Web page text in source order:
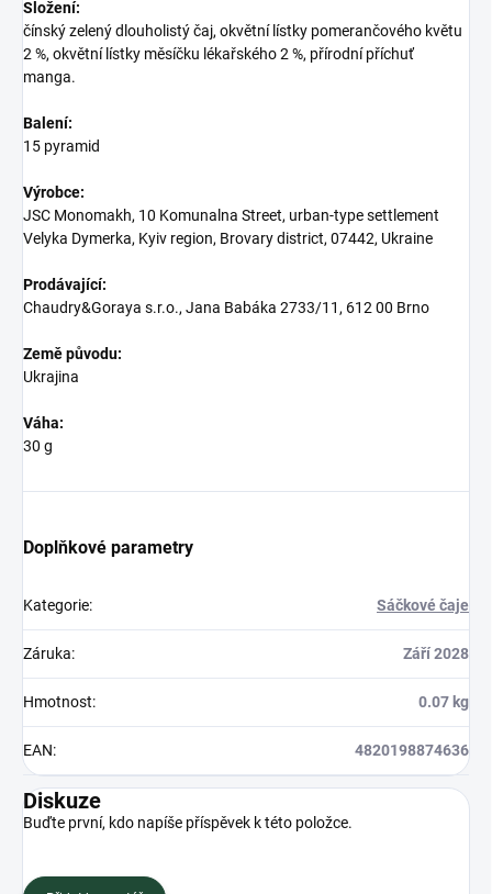
Složení:
čínský zelený dlouholistý čaj, okvětní lístky pomerančového květu
2 %, okvětní lístky měsíčku lékařského 2 %, přírodní příchuť
manga.
Balení:
15 pyramid
Výrobce:
JSC Monomakh, 10 Komunalna Street, urban-type settlement
Velyka Dymerka, Kyiv region, Brovary district, 07442, Ukraine
Prodávající:
Chaudry&Goraya s.r.o., Jana Babáka 2733/11, 612 00 Brno
Země původu:
Ukrajina
Váha:
30 g
Doplňkové parametry
Kategorie: Sáčkové čaje
Záruka: Září 2028
Hmotnost: 0.07 kg
EAN: 4820198874636
Diskuze
Buďte první, kdo napíše příspěvek k této položce.